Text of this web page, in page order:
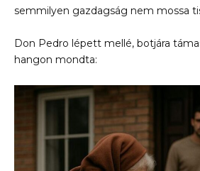
semmilyen gazdagság nem mossa
Don Pedro lépett mellé, botjára
hangon mondta: